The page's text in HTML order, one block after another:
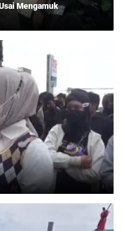
Mengamuk